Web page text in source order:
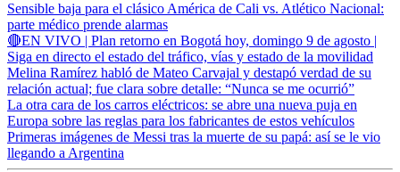
Sensible baja para el clásico América de Cali vs. Atlético Nacional:
parte médico prende alarmas
🔴EN VIVO | Plan retorno en Bogotá hoy, domingo 9 de agosto |
Siga en directo el estado del tráfico, vías y estado de la movilidad
Melina Ramírez habló de Mateo Carvajal y destapó verdad de su
relación actual; fue clara sobre detalle: “Nunca se me ocurrió”
La otra cara de los carros eléctricos: se abre una nueva puja en
Europa sobre las reglas para los fabricantes de estos vehículos
Primeras imágenes de Messi tras la muerte de su papá: así se le vio
llegando a Argentina